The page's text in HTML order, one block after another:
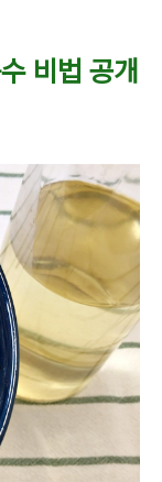
비법 공개